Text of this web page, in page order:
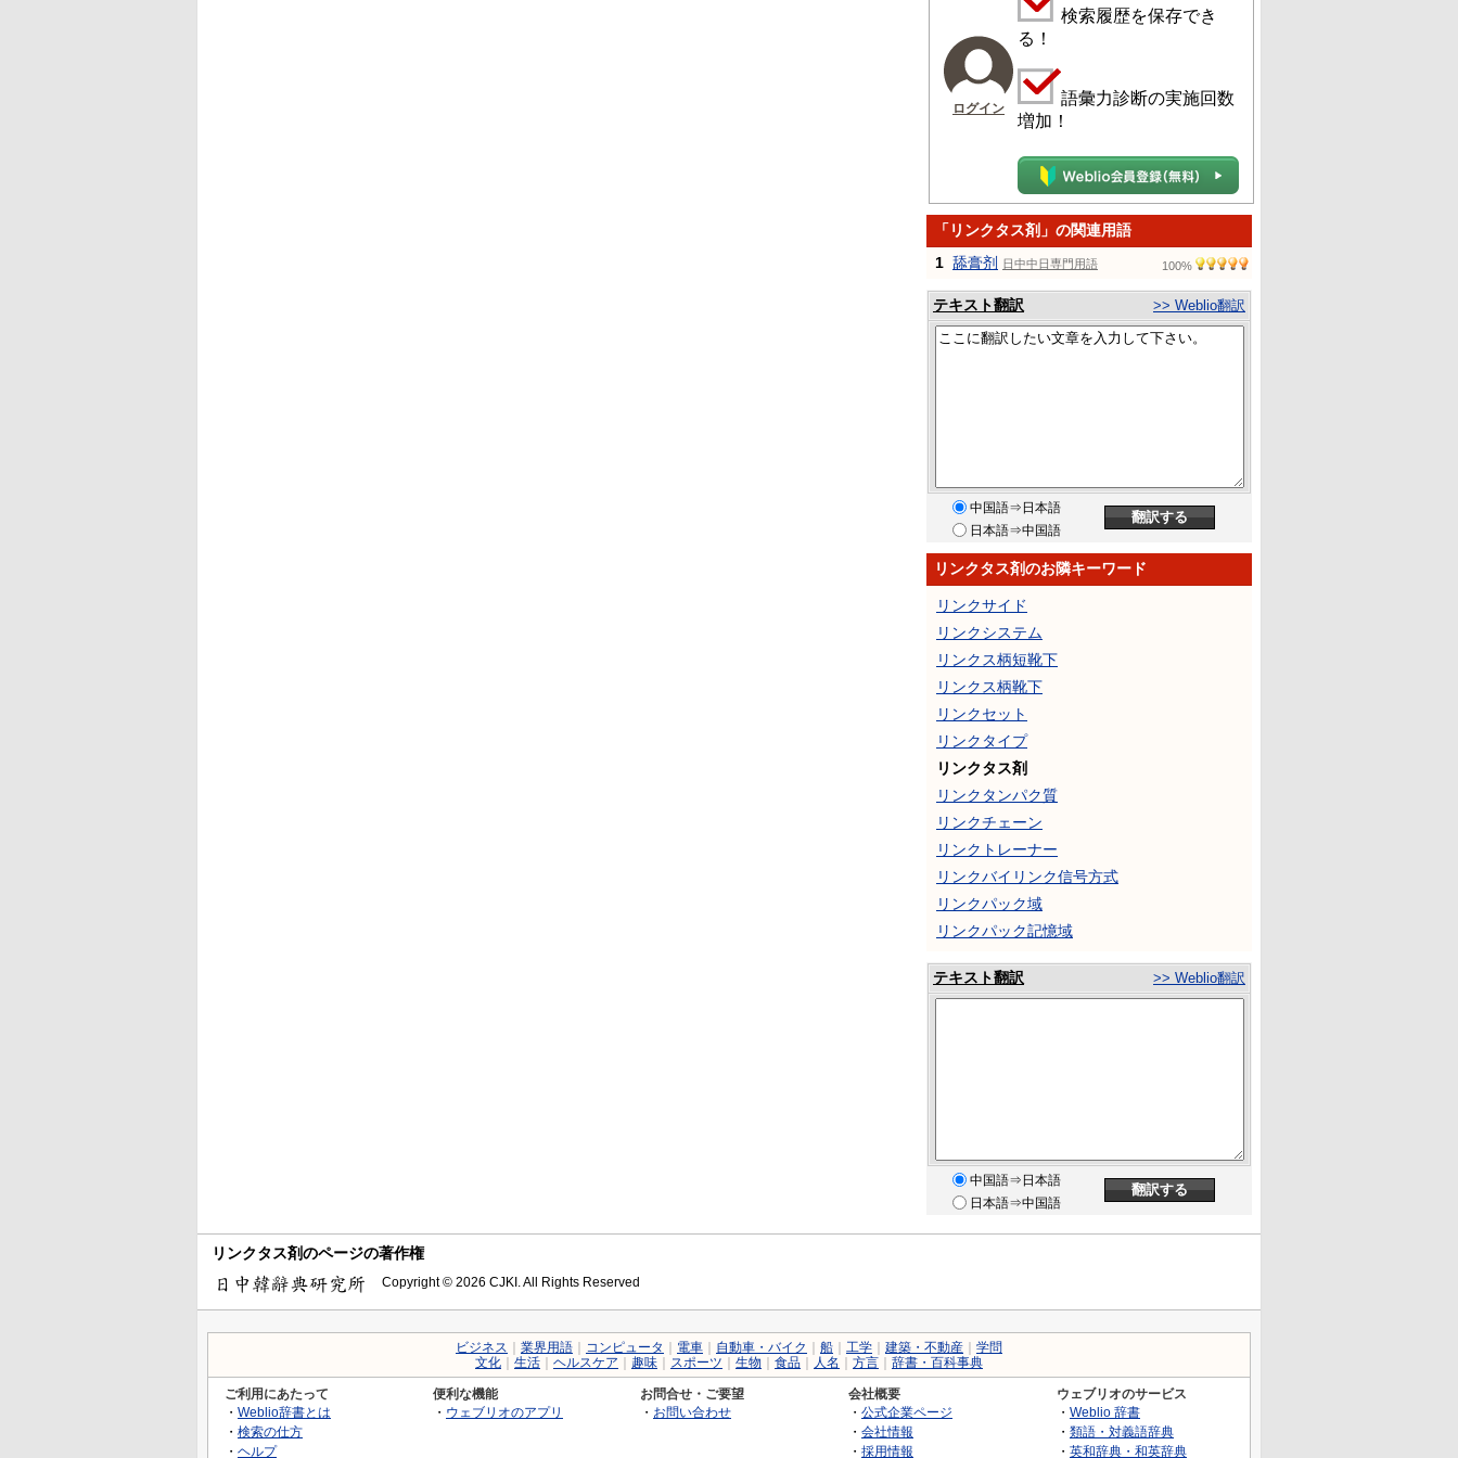
ログイン
検索履歴を保存でき
る！
語彙力診断の実施回数
増加！
「リンクタス剤」の関連用語
1 舔膏剂 日中中日専門用語 100%
テキスト翻訳 >> Weblio翻訳
中国語⇒日本語
日本語⇒中国語
リンクタス剤のお隣キーワード
リンクサイド
リンクシステム
リンクス柄短靴下
リンクス柄靴下
リンクセット
リンクタイプ
リンクタス剤
リンクタンパク質
リンクチェーン
リンクトレーナー
リンクバイリンク信号方式
リンクパック域
リンクパック記憶域
テキスト翻訳 >> Weblio翻訳
中国語⇒日本語
日本語⇒中国語
リンクタス剤のページの著作権
Copyright © 2026 CJKI. All Rights Reserved
ビジネス 業界用語 コンピュータ 電車 自動車・バイク 船 工学 建築・不動産
学問
文化
生活 ヘルスケア 趣味 スポーツ 生物 食品 人名 方言 辞書・百科事典
ご利用にあたって
・ Weblio辞書とは
・ 検索の仕方
・ ヘルプ
便利な機能
・ ウェブリオのアプリ
お問合せ・ご要望
・ お問い合わせ
会社概要
・ 公式企業ページ
・ 会社情報
・ 採用情報
ウェブリオのサービス
・ Weblio 辞書
・ 類語・対義語辞典
・ 英和辞典・和英辞典